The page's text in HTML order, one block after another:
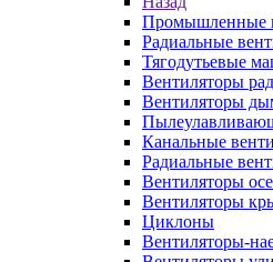
Промышленные
Радиальные
Тягодутьевые
Вентиляторы
Вентиляторы
Канальные
Радиальные
Вентиляторы
Вентиляторы
Циклоны
Вентиляторы-